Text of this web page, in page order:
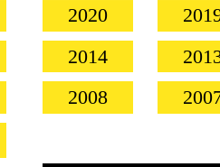
2020
2014
2008